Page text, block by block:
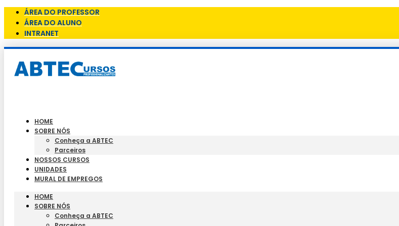
ÁREA DO PROFESSOR
ÁREA DO ALUNO
INTRANET
HOME
SOBRE NÓS
Conheça a ABTEC
Parceiros
NOSSOS CURSOS
UNIDADES
MURAL DE EMPREGOS
HOME
SOBRE NÓS
Conheça a ABTEC